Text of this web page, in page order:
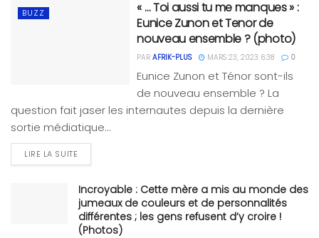
BUZZ
« … Toi aussi tu me manques » :
Eunice Zunon et Tenor de
nouveau ensemble ? (photo)
PAR AFRIK-PLUS MARS 23, 2023 6:38 0
Eunice Zunon et Ténor sont-ils
de nouveau ensemble ? La
question fait jaser les internautes depuis la dernière
sortie médiatique...
LIRE LA SUITE
Incroyable : Cette mère a mis au monde des
jumeaux de couleurs et de personnalités
différentes ; les gens refusent d’y croire !
(Photos)